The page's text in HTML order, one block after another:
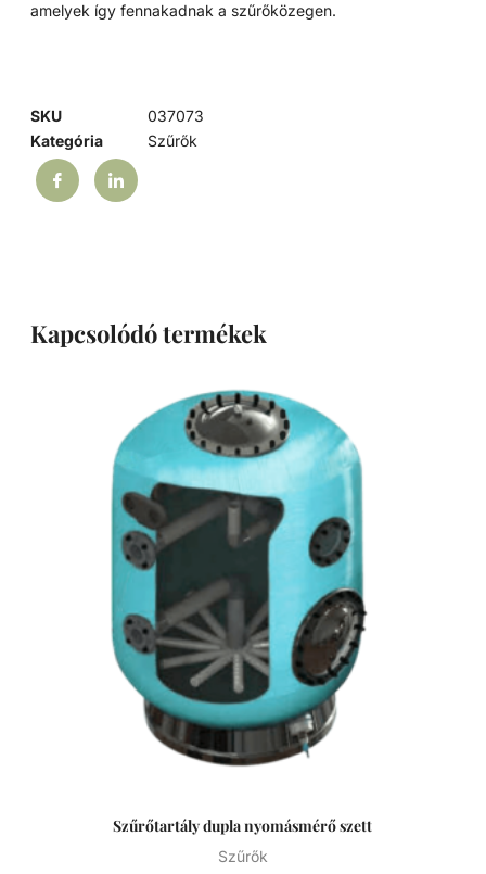
amelyek így fennakadnak a szűrőközegen.
SKU
037073
Kategória
Szűrők
Kapcsolódó termékek
Szűrőtartály dupla nyomásmérő szett
Szűrők